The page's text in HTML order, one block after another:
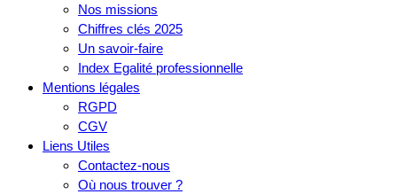
Nos missions
Chiffres clés 2025
Un savoir-faire
Index Egalité professionnelle
Mentions légales
RGPD
CGV
Liens Utiles
Contactez-nous
Où nous trouver ?